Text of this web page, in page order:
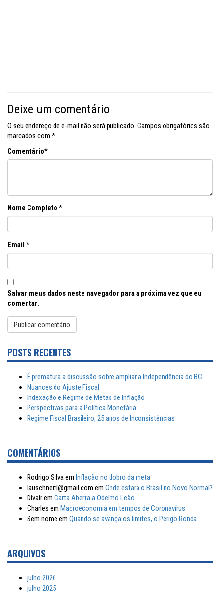
Deixe um comentário
O seu endereço de e-mail não será publicado. Campos obrigatórios são
marcados com *
Comentário*
Nome Completo *
Email *
Salvar meus dados neste navegador para a próxima vez que eu
comentar.
POSTS RECENTES
É prematura a discussão sobre ampliar a Independência do BC
Nuances do Ajuste Fiscal
Indexação e Regime de Metas de Inflação
Perspectivas para a Política Monetária
Regime Fiscal Brasileiro, 25 anos de Inconsistências
COMENTÁRIOS
Rodrigo Silvaem Inflação no dobro da meta
lauschnerrl@gmail.com em Onde estará o Brasil no Novo Normal?
Divairem Carta Aberta a Odelmo Leão
Charles em Macroeconomia em tempos de Coronavírus
Sem nome em Quando se avança os limites, o Perigo Ronda
ARQUIVOS
julho 2026
julho 2025